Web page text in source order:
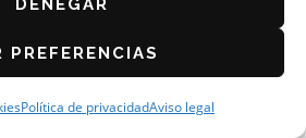
PREFERENCIAS
Política de privacidadAviso legal